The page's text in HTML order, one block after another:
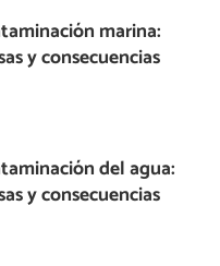
marina:
y consecuencias
del agua:
y consecuencias